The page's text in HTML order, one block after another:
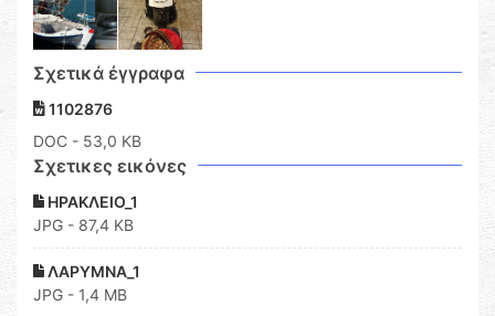
Σχετικά έγγραφα
1102876
DOC - 53,0 KB
Σχετικες εικόνες
ΗΡΑΚΛΕΙΟ_1
JPG - 87,4 KB
ΛΑΡΥΜΝΑ_1
JPG - 1,4 MB